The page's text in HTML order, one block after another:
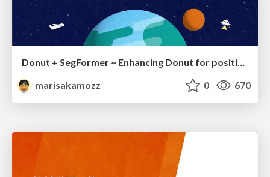
Donut + SegFormer ~ Enhancing Donut for position prediction
marisakamozz
0 670